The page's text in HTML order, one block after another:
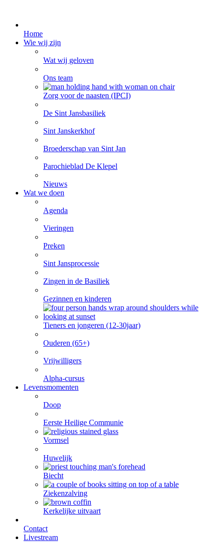
Home
Wie wij zijn
Wat wij geloven
Ons team
Zorg voor de naasten (IPCI)
De Sint Jansbasiliek
Sint Janskerkhof
Broederschap van Sint Jan
Parochieblad De Klepel
Nieuws
Wat we doen
Agenda
Vieringen
Preken
Sint Jansprocessie
Zingen in de Basiliek
Gezinnen en kinderen
Tieners en jongeren (12-30jaar)
Ouderen (65+)
Vrijwilligers
Alpha-cursus
Levensmomenten
Doop
Eerste Heilige Communie
Vormsel
Huwelijk
Biecht
Ziekenzalving
Kerkelijke uitvaart
Contact
Livestream